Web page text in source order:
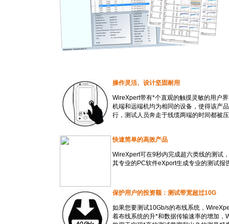
操作灵活、设计坚固耐用
WireXpert带有*个直观的触摸灵敏的用户
机端和远端机均为相同的设备，使得该产
行，测试人员奔走于线缆两端的时间都被
快速简单的高效产品
WireXpert可在9秒内完成超六类线的测试
其专业的PC软件eXport生成专业的测试报
保护用户的投资额：测试带宽超过10G
如果您要测试10Gb/s的布线系统，
着布线系统的升*和数据传输速率的增加，